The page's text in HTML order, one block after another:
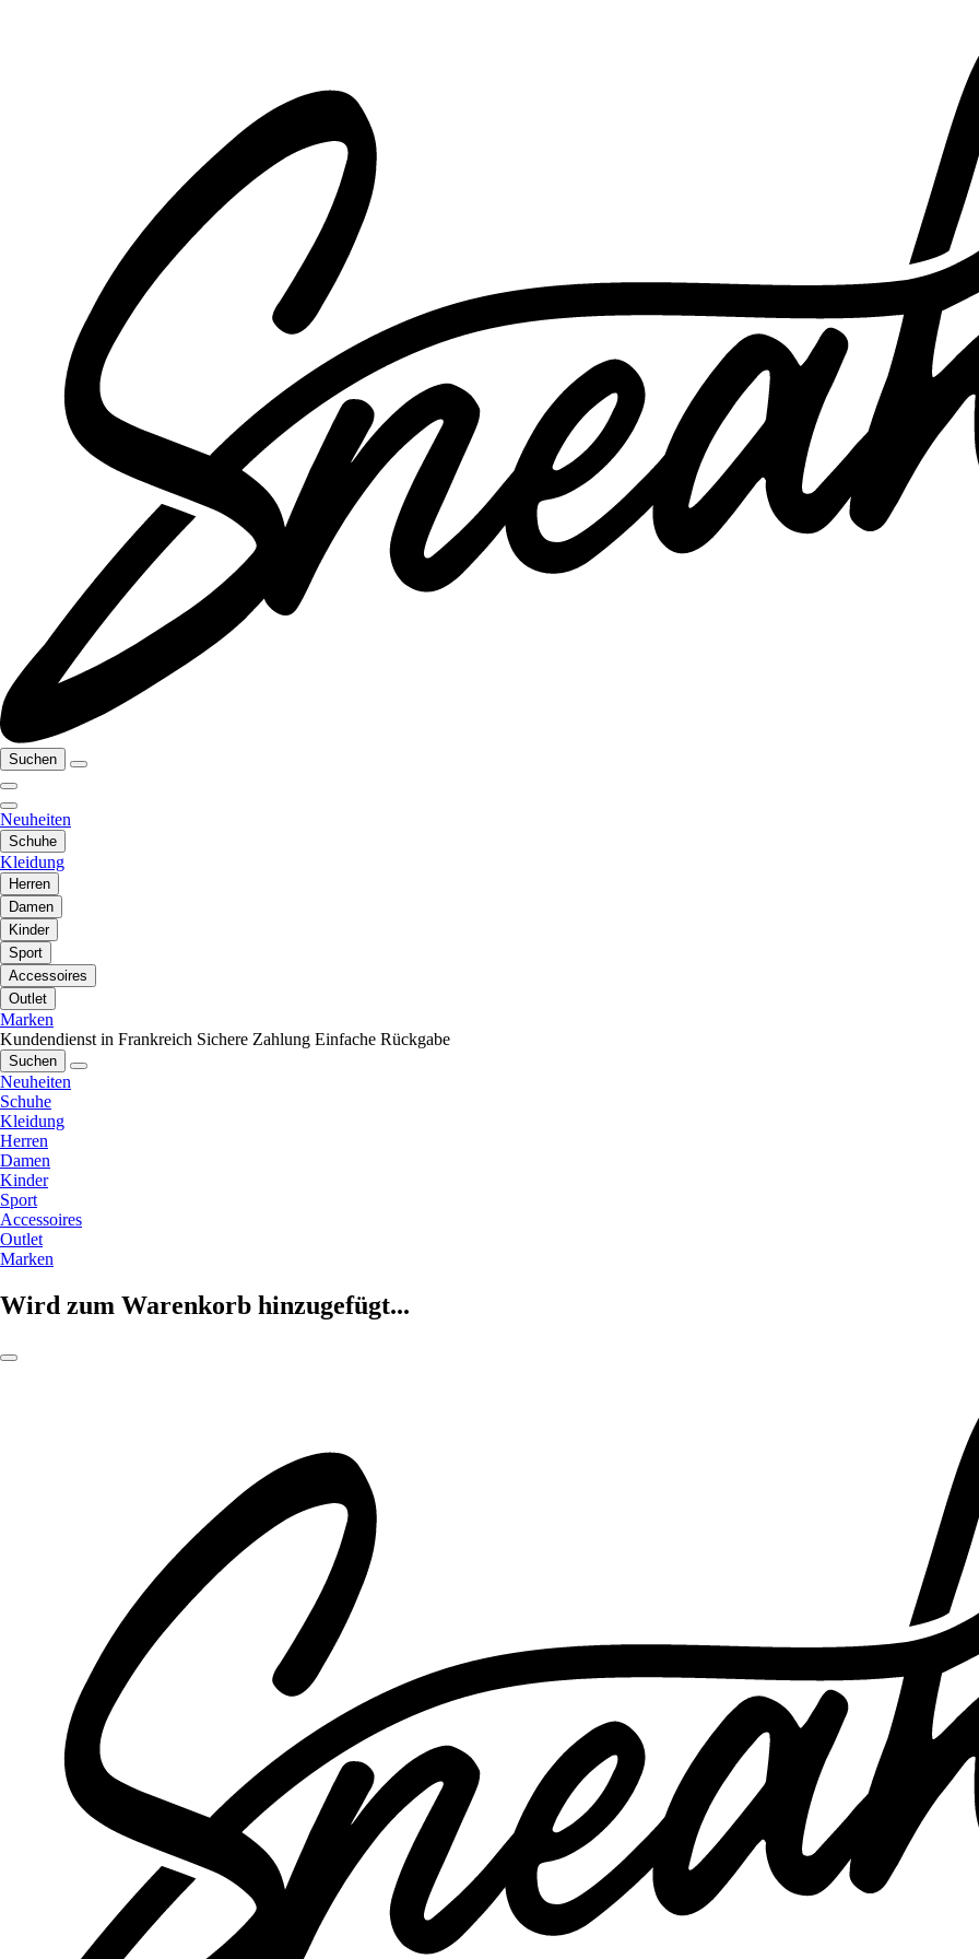
Suchen
Neuheiten
Schuhe
Kleidung
Herren
Damen
Kinder
Sport
Accessoires
Outlet
Marken
Kundendienst in Frankreich Sichere Zahlung Einfache Rückgabe
Suchen
Neuheiten
Schuhe
Kleidung
Herren
Damen
Kinder
Sport
Accessoires
Outlet
Marken
Wird zum Warenkorb hinzugefügt...